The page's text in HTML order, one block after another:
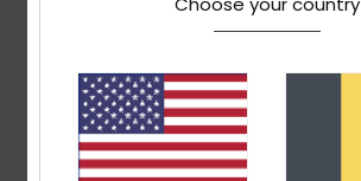
Afficher original - Português
Rapport qualité / prix: 4
5